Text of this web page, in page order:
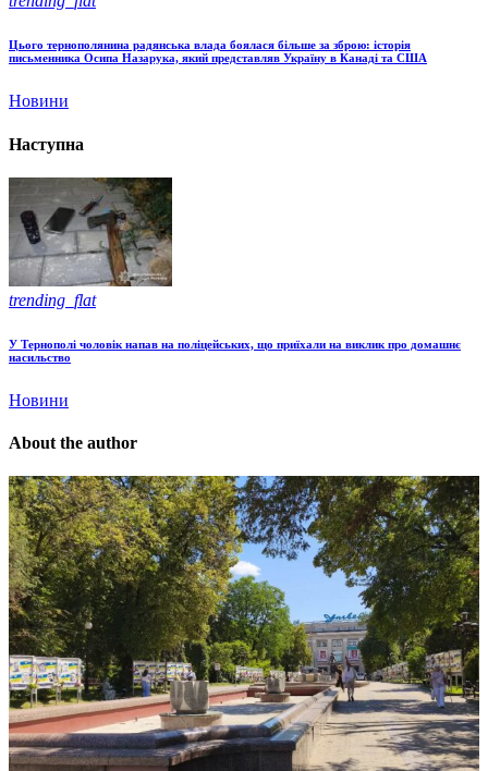
Цього тернополянина радянська влада боялася більше за зброю: історія
письменника Осипа Назарука, який представляв Україну в Канаді та США
Новини
Наступна
trending_flat
У Тернополі чоловік напав на поліцейських, що приїхали на виклик про домашнє
насильство
Новини
About the author